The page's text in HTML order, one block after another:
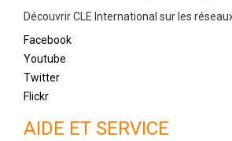
Découvrir CLE International sur les
Facebook
Youtube
Twitter
Flickr
AIDE ET SERVICE